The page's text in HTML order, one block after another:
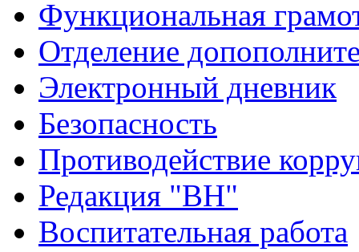
Функциональная
Отделение
Электронный дневник
Безопасность
Противодействие
Редакция "ВН"
Воспитательная работа